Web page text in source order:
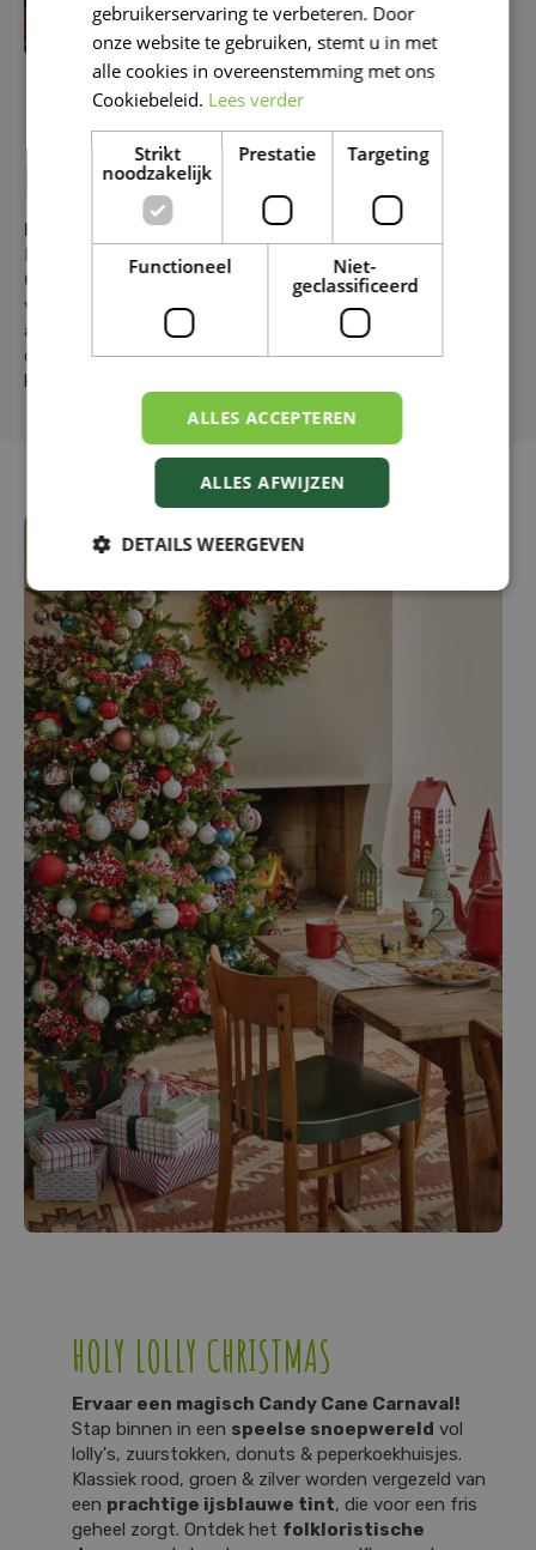
BAROQUE CHIC
Klaar voor eenroyal flush
kerstfeest?
Dompel jezelf onder in ons
mysterieuze "Baroque
Chic" thema:een wereld vol glamour, waar de figuren
van je
kaartspeltot leven komen. Kies uit een groot
aanbod ornamenten die eruitzien als speelkaarten of
dobbelstenen, en creëer de mysterieuze sfeer in je eigen
kersboom.
HOLY LOLLY CHRISTMAS
Ervaar een magisch Candy Cane Carnaval!
Stap binnen in een speelse snoepwereld vol
lolly's, zuurstokken, donuts & peperkoekhuisjes.
Klassiek rood, groen & zilver worden vergezeld van
een prachtige ijsblauwe tint, die voor een fris
geheel zorgt. Ontdek het folkloristische
gebruikerservaring te verbeteren. Door
onze website te gebruiken, stemt u in met
alle cookies in overeenstemming met ons
Cookiebeleid. Lees verder
Strikt
noodzakelijk
Prestatie Targeting
Functioneel
Niet-
geclassificeerd
ALLES ACCEPTEREN
ALLES AFWIJZEN
DETAILS WEERGEVEN